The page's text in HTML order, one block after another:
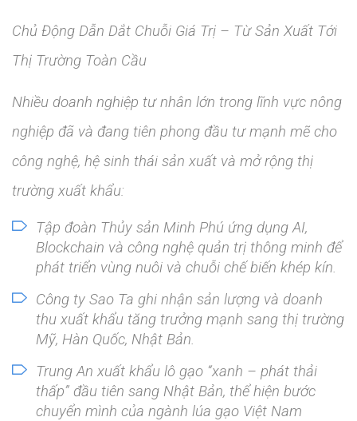
Chủ Động Dẫn Dắt Chuỗi Giá Trị – Từ Sản Xuất Tới
Thị Trường Toàn Cầu
Nhiều doanh nghiệp tư nhân lớn trong lĩnh vực nông
nghiệp đã và đang tiên phong đầu tư mạnh mẽ cho
công nghệ, hệ sinh thái sản xuất và mở rộng thị
trường xuất khẩu:
Tập đoàn Thủy sản Minh Phú ứng dụng AI,
Blockchain và công nghệ quản trị thông minh để
phát triển vùng nuôi và chuỗi chế biến khép kín.
Công ty Sao Ta ghi nhận sản lượng và doanh
thu xuất khẩu tăng trưởng mạnh sang thị trường
Mỹ, Hàn Quốc, Nhật Bản.
Trung An xuất khẩu lô gạo “xanh – phát thải
thấp” đầu tiên sang Nhật Bản, thể hiện bước
chuyển mình của ngành lúa gạo Việt Nam